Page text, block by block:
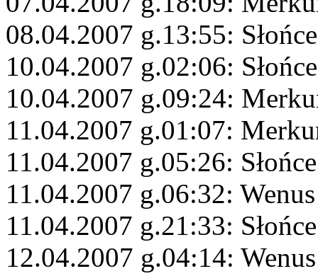
08.04.2007 g.13:55:
10.04.2007 g.02:06:
10.04.2007 g.09:24:
11.04.2007 g.01:07:
11.04.2007 g.05:26:
11.04.2007 g.06:32:
11.04.2007 g.21:33:
12.04.2007 g.04:14: